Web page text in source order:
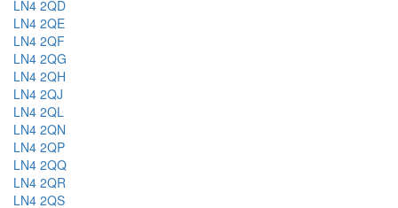
LN4 2QD
LN4 2QE
LN4 2QF
LN4 2QG
LN4 2QH
LN4 2QJ
LN4 2QL
LN4 2QN
LN4 2QP
LN4 2QQ
LN4 2QR
LN4 2QS